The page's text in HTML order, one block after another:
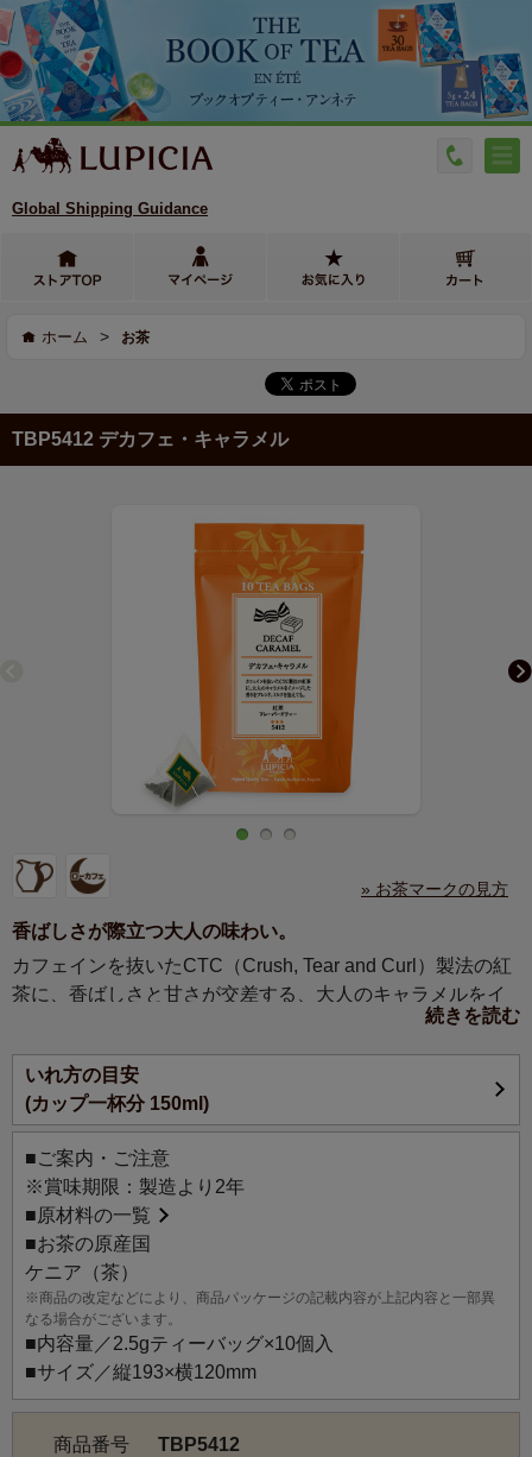
Global Shipping Guidance
ホーム > お茶
TBP5412 デカフェ・キャラメル
» お茶マークの見方
香ばしさが際立つ大人の味わい。
カフェインを抜いたCTC（Crush, Tear and Curl）製法の紅
茶に、香ばしさと甘さが交差する、大人のキャラメルをイ
メージした香りをブレンド。ミルクを加えても美味。
カフェインを抜いたCTCタイプの紅茶に、香ばしさとほろ
苦さを感じる「大人のキャラメル」をイメージした香りを
ブレンドしました。CTC製法ならではの紅茶のコクとキャ
ラメルの香りが、ミルクティーによく合います。
続きを読む
いれ方の目安
(カップ一杯分 150ml)
■ご案内・ご注意
※賞味期限：製造より2年
■原材料の一覧
■お茶の原産国
ケニア（茶）
※商品の改定などにより、商品パッケージの記載内容が上記内容と一部異
なる場合がございます。
■内容量／2.5gティーバッグ×10個入
■サイズ／縦193×横120mm
商品番号
TBP5412